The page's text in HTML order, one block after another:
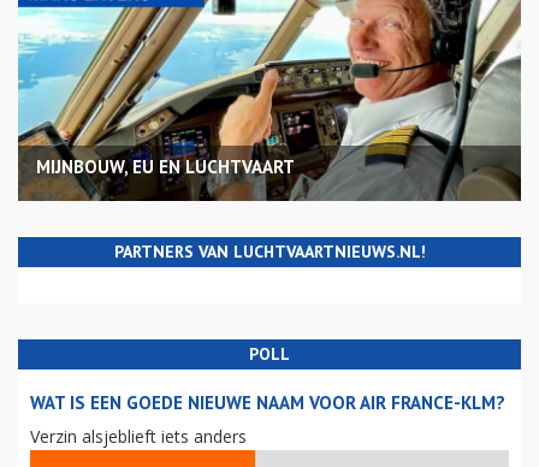
MIJNBOUW, EU EN LUCHTVAART
PARTNERS VAN LUCHTVAARTNIEUWS.NL!
POLL
WAT IS EEN GOEDE NIEUWE NAAM VOOR AIR FRANCE-KLM?
Verzin alsjeblieft iets anders